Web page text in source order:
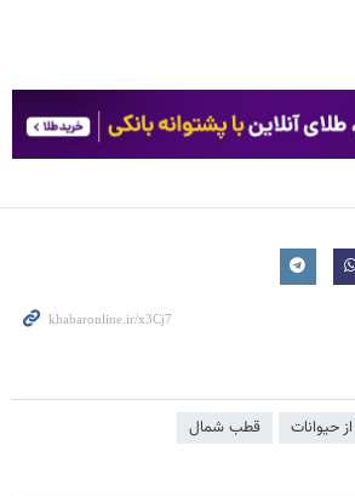
حیوانات قطب شمال